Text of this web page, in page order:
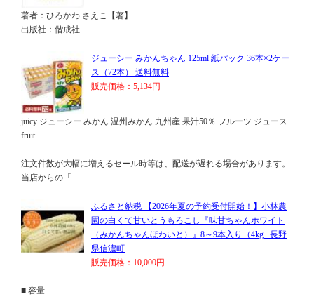
著者：ひろかわ さえこ【著】
出版社：偕成社
ジューシー みかんちゃん 125ml 紙パック 36本×2ケー
ス（72本） 送料無料
販売価格：5,134円
juicy ジューシー みかん 温州みかん 九州産 果汁50％ フルーツ ジュース
fruit
注文件数が大幅に増えるセール時等は、配送が遅れる場合があります。
当店からの「...
ふるさと納税 【2026年夏の予約受付開始！】小林農
園の白くて甘いとうもろこし『味甘ちゃんホワイト
（みかんちゃんほわいと）』8～9本入り（4kg.. 長野
県信濃町
販売価格：10,000円
■ 容量